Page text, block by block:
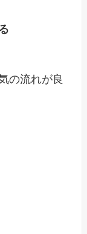
の流れが良